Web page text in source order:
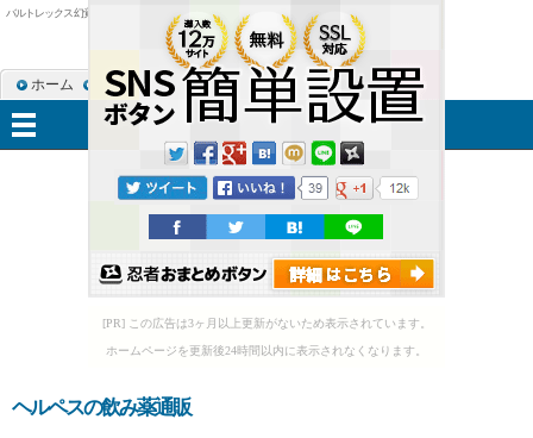
[PR] この広告は3ヶ月以上更新がないため表示されています。
ホームページを更新後24時間以内に表示されなくなります。
バルトレックス 幻覚
ヘルペスの飲み薬通販
ホーム RSS購読 サイトマップ
メニュー